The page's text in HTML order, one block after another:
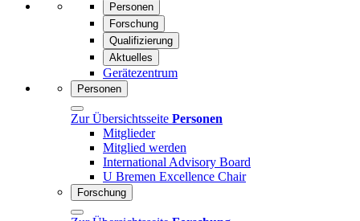
Personen
Forschung
Qualifizierung
Aktuelles
Gerätezentrum
Personen
Zur Übersichtsseite Personen
Mitglieder
Mitglied werden
International Advisory Board
U Bremen Excellence Chair
Forschung